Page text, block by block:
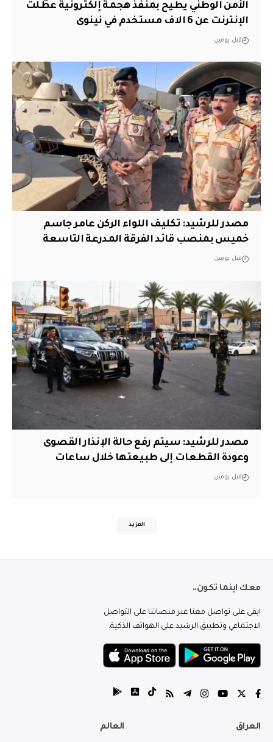
الأمن الوطني يطيح بمنفذ هجمة إلكترونية عطّلت
الإنترنت عن 6 الاف مستخدم في نينوى
قبل يومين
مصدر للرشيد: تكليف اللواء الركن عامر جاسم
خميس بمنصب قائد الفرقة المدرعة التاسعة
قبل يومين
مصدر للرشيد: سيتم رفع حالة الإنذار القصوى
وعودة القطعات إلى طبيعتها خلال ساعات
قبل يومين
المزيد
معك اينما تكون..
ابقى على تواصل معنا عبر منصاتنا على التواصل
الاجتماعي وتطبيق الرشيد على الهواتف الذكية.
العراق العالم